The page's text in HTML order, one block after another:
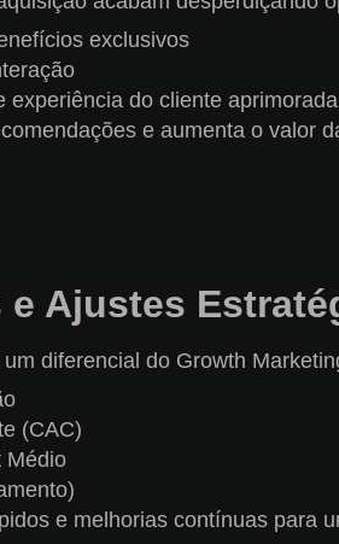
exclusivos
experiência do cliente aprimorada
e aumenta o valor
e Ajustes
diferencial do Growth
(CAC)
Médio
e melhorias contínuas para